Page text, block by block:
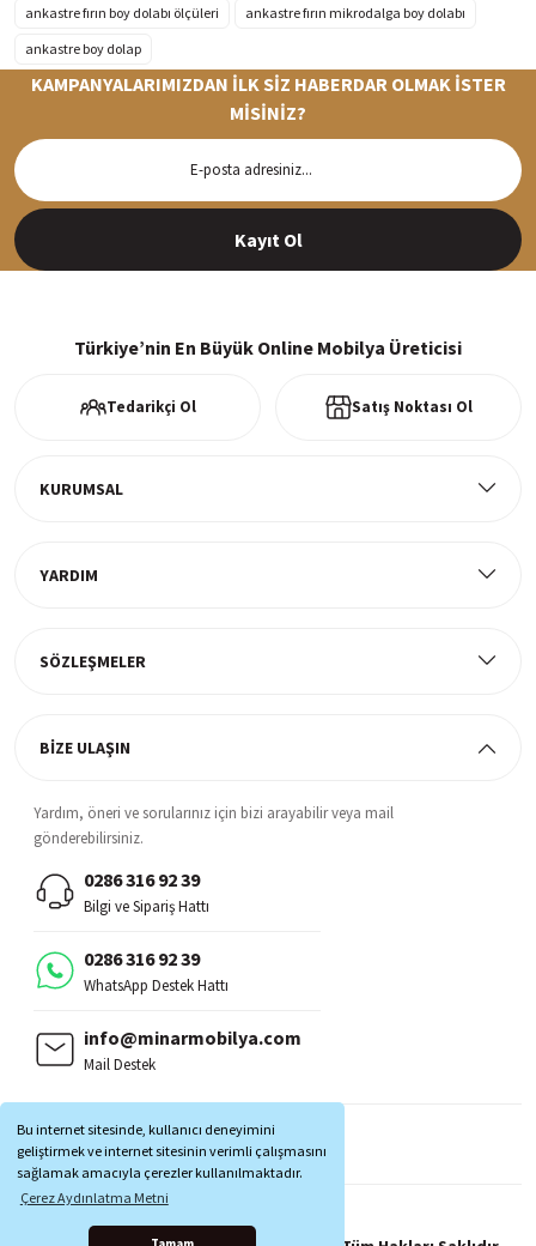
Bu internet sitesinde, kullanıcı deneyimini
geliştirmek ve internet sitesinin verimli çalışmasını
sağlamak amacıyla çerezler kullanılmaktadır.
Çerez Aydınlatma Metni
ankastre fırın boy dolabı ölçüleri
ankastre fırın mikrodalga boy dolabı
ankastre boy dolap
Siparişleriniz en kısa sürede hazırlanarak kargoya verilir
KAMPANYALARIMIZDAN İLK SİZ HABERDAR OLMAK İSTER
MİSİNİZ?
Kayıt Ol
Türkiye’nin En Büyük Online Mobilya Üreticisi
Tedarikçi Ol Satış Noktası Ol
KURUMSAL
YARDIM
SÖZLEŞMELER
BİZE ULAŞIN
Yardım, öneri ve sorularınız için bizi arayabilir veya mail
gönderebilirsiniz.
0286 316 92 39
Bilgi ve Sipariş Hattı
0286 316 92 39
WhatsApp Destek Hattı
info@minarmobilya.com
Mail Destek
MOBİL UYGULAMALAR: